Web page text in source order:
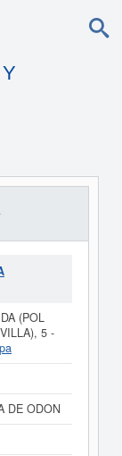
(POL
5 -
DE ODON